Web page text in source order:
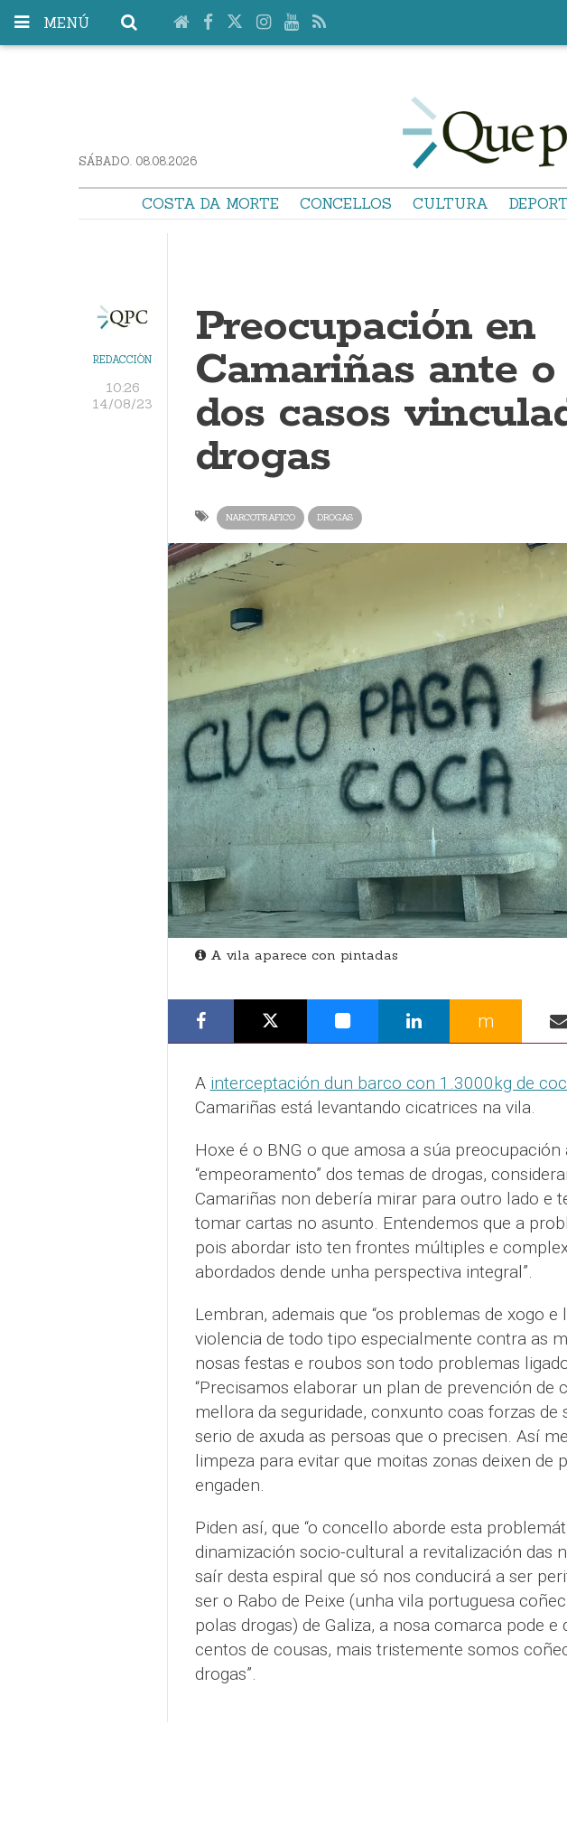
MENÚ
SÁBADO. 08.08.2026
COSTA DA MORTE CONCELLOS CULTURA
REDACCIÓN
10:26
14/08/23
Preocupación en
Camariñas ante
dos casos
drogas
NARCOTRAFICO DROGAS
A vila aparece con pintadas
m
A interceptación dun barco con 1.3000kg de
Camariñas está levantando cicatrices na vila.
Hoxe é o BNG o que amosa a súa
“empeoramento” dos temas de drogas,
Camariñas non debería mirar para outro lado e
tomar cartas no asunto. Entendemos que a
pois abordar isto ten frontes múltiples e
abordados dende unha perspectiva integral”.
Lembran, ademais que “os problemas de xogo e
violencia de todo tipo especialmente contra as
nosas festas e roubos son todo problemas
“Precisamos elaborar un plan de prevención de
mellora da seguridade, conxunto coas forzas de
serio de axuda as persoas que o precisen. Así
limpeza para evitar que moitas zonas deixen de
engaden.
Piden así, que “o concello aborde esta
dinamización socio-cultural a revitalización das
saír desta espiral que só nos conducirá a ser
ser o Rabo de Peixe (unha vila portuguesa
polas drogas) de Galiza, a nosa comarca pode e
centos de cousas, mais tristemente somos
drogas”.